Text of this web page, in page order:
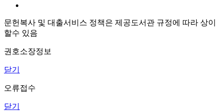
문헌복사 및 대출서비스 정책은 제공도서관 규정에 따라 상이
할수 있음
권호소장정보
닫기
오류접수
닫기